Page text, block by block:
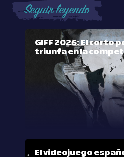
Seguir leyendo
GIFF 2026: El corto
triunfa en la
El videojuego